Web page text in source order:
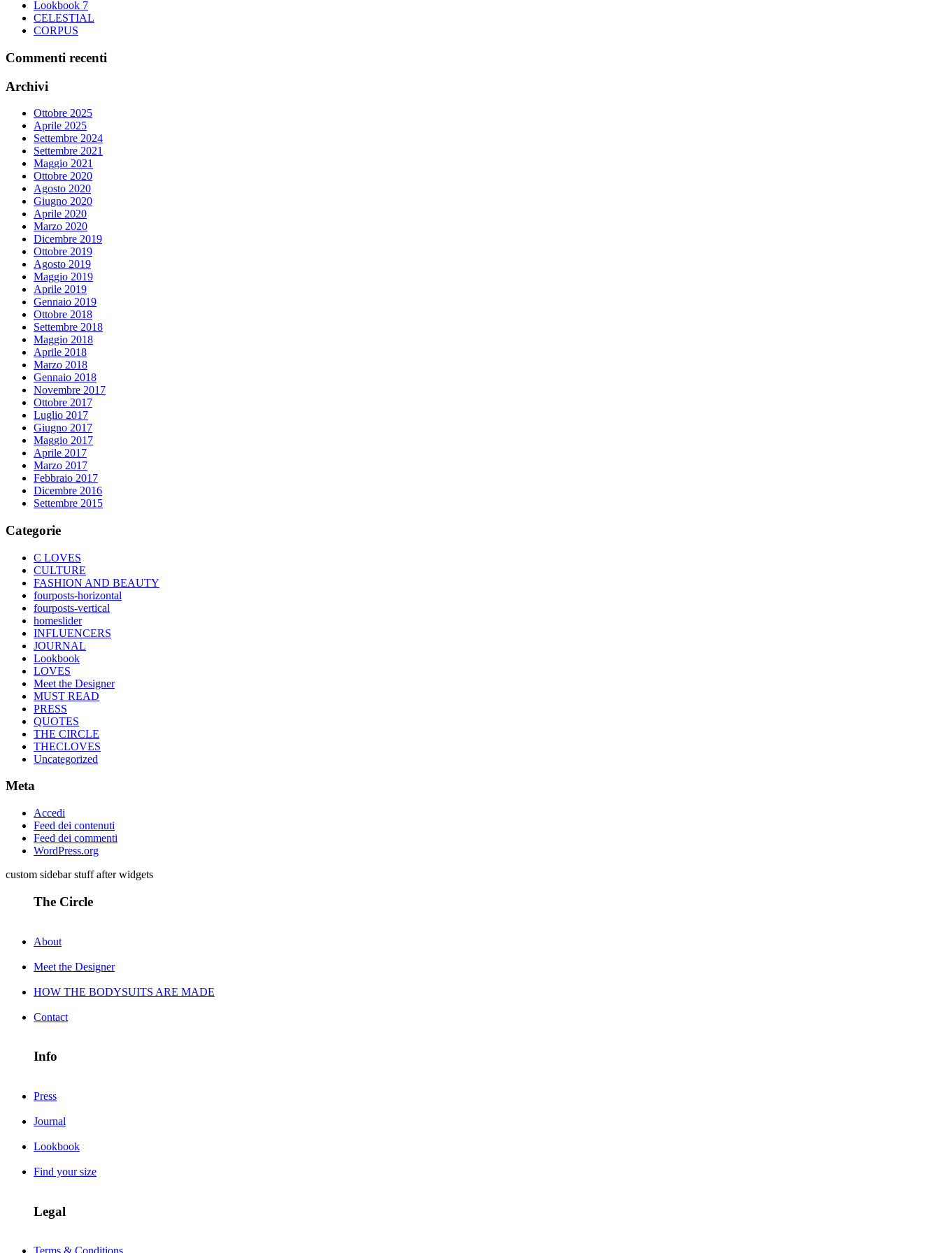
del
Lookbook 7
CELESTIAL
CORPUS
Commenti recenti
Archivi
Ottobre 2025
Aprile 2025
Settembre 2024
Settembre 2021
Maggio 2021
Ottobre 2020
Agosto 2020
Giugno 2020
Aprile 2020
Marzo 2020
Dicembre 2019
Ottobre 2019
Agosto 2019
Maggio 2019
Aprile 2019
Gennaio 2019
Ottobre 2018
Settembre 2018
Maggio 2018
Aprile 2018
Marzo 2018
Gennaio 2018
Novembre 2017
Ottobre 2017
Luglio 2017
Giugno 2017
Maggio 2017
Aprile 2017
Marzo 2017
Febbraio 2017
Dicembre 2016
Settembre 2015
Categorie
C LOVES
CULTURE
FASHION AND BEAUTY
fourposts-horizontal
fourposts-vertical
homeslider
INFLUENCERS
JOURNAL
Lookbook
LOVES
Meet the Designer
MUST READ
PRESS
QUOTES
THE CIRCLE
THECLOVES
Uncategorized
Meta
Accedi
Feed dei contenuti
Feed dei commenti
WordPress.org
custom sidebar stuff after widgets
The Circle
About
Meet the Designer
HOW THE BODYSUITS ARE MADE
Contact
Info
Press
Journal
Lookbook
Find your size
Legal